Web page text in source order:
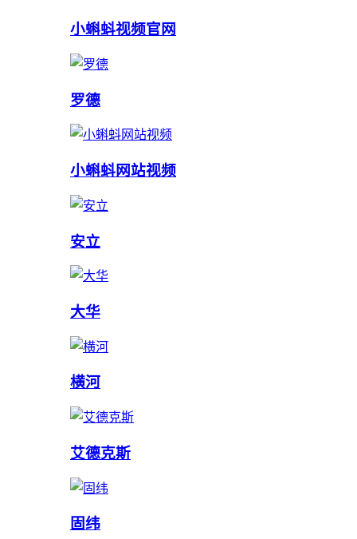
小蝌蚪视频官网
罗德
小蝌蚪网站视频
安立
大华
横河
艾德克斯
固纬